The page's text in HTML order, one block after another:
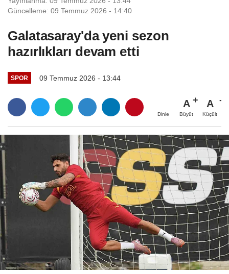
Güncelleme: 09 Temmuz 2026 - 14:40
Galatasaray'da yeni sezon
hazırlıkları devam etti
SPOR 09 Temmuz 2026 - 13:44
Dinle
A
Büyüt
A
Küçült